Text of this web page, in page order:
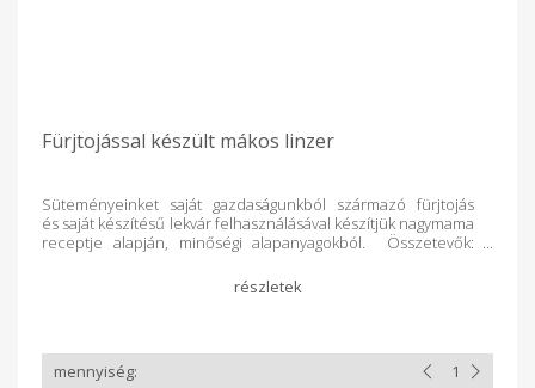
Fürjtojással készült mákos linzer
Süteményeinket saját gazdaságunkból származó fürjtojás
és saját készítésű lekvár felhasználásával készítjük nagymama
receptje alapján, minőségi alapanyagokból. Összetevők: